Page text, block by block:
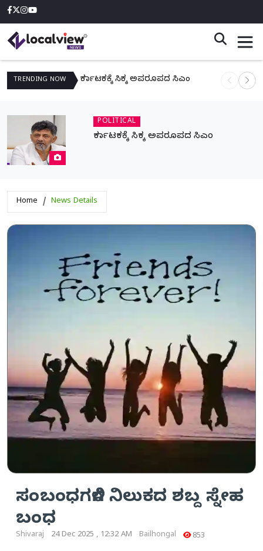
TRENDING NOW ಕರ್ನಾಟಕಕ್ಕೆ ಸಿಕ್ಕ ಅಪರೂಪದ ಸಿಎಂ ನಾಳೆ
POLITICAL
ಕರ್ನಾಟಕಕ್ಕೆ ಸಿಕ್ಕ ಅಪರೂಪದ ಸಿಎಂ
Home News Details
ಸಂಬಂಧಗಳಿಗೆ ನಿಲುಕದ ಶಬ್ದ ಸ್ನೇಹ
ಬಂಧ
Shivaraj 24 Dec 2025 , 12:32 AM Bailhongal 853